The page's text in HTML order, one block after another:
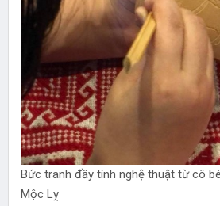
Bức tranh đầy tính nghệ thuật từ cô
Mộc Lỵ